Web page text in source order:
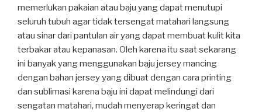
memerlukan pakaian atau baju yang dapat menutupi
seluruh tubuh agar tidak tersengat matahari langsung
atau sinar dari pantulan air yang dapat membuat kulit kita
terbakar atau kepanasan. Oleh karena itu saat sekarang
ini banyak yang menggunakan baju jersey mancing
dengan bahan jersey yang dibuat dengan cara printing
dan sublimasi karena baju ini dapat melindungi dari
sengatan matahari, mudah menyerap keringat dan